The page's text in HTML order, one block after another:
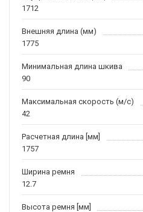
1712
Внешняя длина (мм)
1775
Минимальная длина шкива
90
Максимальная скорость (м/c)
42
Расчетная длина [мм]
1757
Ширина ремня
12.7
Высота ремня [мм]